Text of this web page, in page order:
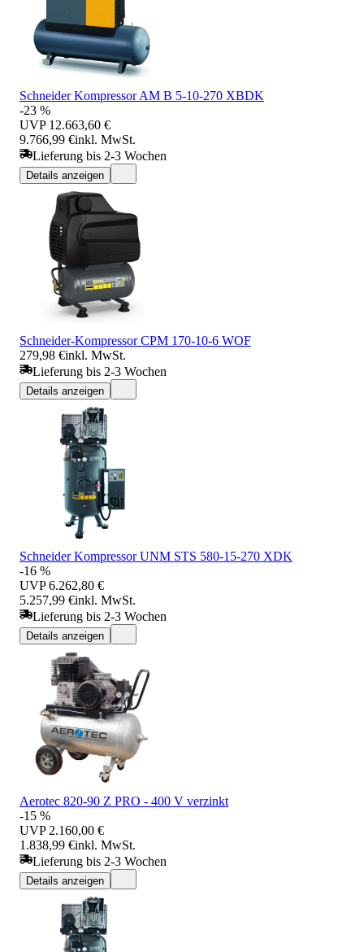
Schneider Kompressor AM B 5-10-270 XBDK
-23 %
UVP 12.663,60 €
9.766,99 €inkl. MwSt.
Lieferung bis 2-3 Wochen
Details anzeigen
Schneider-Kompressor CPM 170-10-6 WOF
279,98 €inkl. MwSt.
Lieferung bis 2-3 Wochen
Details anzeigen
Schneider Kompressor UNM STS 580-15-270 XDK
-16 %
UVP 6.262,80 €
5.257,99 €inkl. MwSt.
Lieferung bis 2-3 Wochen
Details anzeigen
Aerotec 820-90 Z PRO - 400 V verzinkt
-15 %
UVP 2.160,00 €
1.838,99 €inkl. MwSt.
Lieferung bis 2-3 Wochen
Details anzeigen